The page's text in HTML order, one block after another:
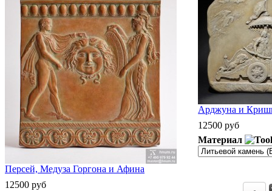
Персей, Медуза Горгона и Афина
12500 руб
Арджуна и
12500 руб
Материал